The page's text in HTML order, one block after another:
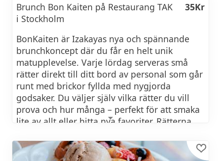
Herunterladen
Drucken
Verkleinern
Vergrößern
Kopfzeile der Datei ausblenden
Navigationsbereich einblenden
Genehmigen
Brunch Bon Kaiten på Restaurang TAK
i Stockholm
35Kr
BonKaiten är Izakayas nya och spännande
brunchkoncept där du får en helt unik
matupplevelse. Varje lördag serveras små
rätter direkt till ditt bord av personal som går
runt med brickor fyllda med nygjorda
godsaker. Du väljer själv vilka rätter du vill
prova och hur många – perfekt för att smaka
lite av allt eller hitta nya favoriter. Rätterna
från 35 kr per rätt, upp till 100 kr för de mest
exklusiva.